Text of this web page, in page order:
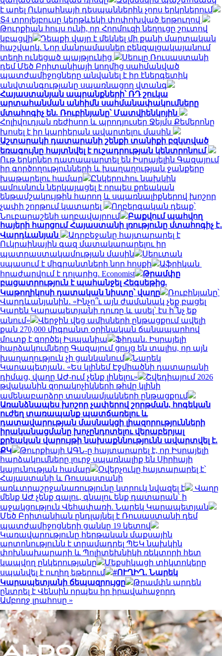
է արել Ուկրաինայի դեսպաններին չորս երկրներում
Տ4 տրոլեյբուսը կերթևեկի փոփոխված երթուղով
Թուրքիան հույս ունի, որ Հորմուզի նեղուցը շուտով
կբացվի
Դեպքի վայր է մեկնել մի քանի մարտական
հաշվարկ. Նոր մանրամասներ բենզալցակայանում
տեղի ունեցած պայթյունից
Սեուլը Ռուսաստանի
դեմ Մեծ Բրիտանիայի կողմից սահմանված
պատժամիջոցները անվանել է իր էներգետիկ
անվտանգությանը սպառնացող վտանգ
Հայաստանյան ապրանքների՝ ՌԴ շուկա
արտահանման անհիմն սահմանափակումները
մտահոգիչ են. Ռուբինյանը՝ Մատվիենկոյին
Հոլիվուդյան ռեժիսոր և պրոդյուսեր Ջեյմս Քեմերոնը
խոսել է իր կարիերան ավարտելու մասին
Աշտարակի դատարանի շենքի տանիքի բզկտված
եռագույնը հայտնվել է ուշադրության կենտրոնում
Ութ երկրներ դատապարտել են Իսրայելին Գազայում
իր գործողությունների և խաղաղության ջանքերը
խաթարելու համար
Ընկերուհու նախկին
ամուսնուն ներկայացել է որպես քրեական
ենթամշակույթին հարող և սպառնալիքներով խոշոր
չափի շորթում կատարել
Ողբերգական դեպք՝
Նուբարաշենի աղբավայրում
Բաքվում պահվող
հայերի հարցում Հայաստանի լռությունը մտահոգիչ է․
Վարդևանյան
Ադրբեջանը հայտարարել է
Ուկրաինային գազ մատակարարելու իր
պատրաստակամության մասին
Սեուտան
սպասում է միգրանտների նոր հոսքի
Աֆրիկան ​​
հրաժարվում է դոլարից. Economist
Թրամփը
բացատրություն է պահանջել Հեգսեթից.
Կաթողիկոսի դատական նիստը՝ վաղը
Ռուբինյանը՝
Վարդևանյանին․ «Ինչո՞ւ այն ժամանակ չեք բացել
Կարեն Կարապետյանի դուռը և ասել՝ էս ի՞նչ եք
անում»
Վերջին վեց ամիսների ընթացքում ավելի
քան 270,000 միգրանտ օրինական ճանապարհով
մուտք է գործել Իսպանիա
Ֆիդան. Իսրայելի
հարձակումները Գազայում ցույց են տալիս, որ այն
խաղաղություն չի ցանկանում
Նարեկ
Կարապետյան․ «Ես կլինեմ Էջմիածնի դատարանի
դիմաց, վաղը ԱԺ-ում չենք լինելու»
Շվեդիայում 2026
թվականին զորակոչիկների թիվը կլինի
ամենաբարձրը տասնամյակների ընթացքում
Առանձնապես խոշոր չափերով շորթման, հոգեկան
ուժեղ տառապանք պատճառելու և
դատավարության մասնակցի լիազորությունների
իրականացմանը խոչընդոտելու վերաբերյալ
քրեական վարույթի նախաքննությունն ավարտվել է.
ՔԿ
Թուրքիայի ԱԳՆ-ը հայտարարել է, որ Իսրայելի
հարձակումները լուրջ սպառնալիք են Սիրիայի
կայունության համար
Օվերչուկը հայտարարել է՝
Հայաստանի և Ռուսաստանի
առևտրաշրջանառությունը կտրուկ նվազել է
Վաղը
մենք ԱԺ չենք գալու, գնալու ենք դատարան՝ ի
աջակցություն Վեհափառի. Նարեկ Կարապետյան
Մեծ Բրիտանիան ընդլայնել է Ռուսաստանի դեմ
պատժամիջոցների ցանկը 19 կետով
Կառավարությունը հերթական մաքսային
արտոնությունն է տրամադրել ՊԵԿ նախկին
փոխնախարարի և Պոլիտեխնիկի ռեկտորի հետ
կապվող ընկերությանը
Մեքսիկացի տիկտոկերը
սպանվել է ուղիղ եթերում
#ՈՒՂԻՂ․ Նարեկ
Կարապետյանի ճեպազրույցը
Թրամփն արդեն
ընտրել է Վենսին որպես իր իրավահաջորդ
Ամբողջ լրահոսը »